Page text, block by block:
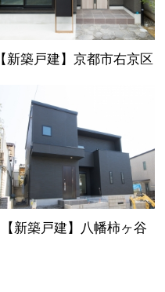
【新築戸建】京都市右京区
【新築戸建】八幡柿ヶ谷